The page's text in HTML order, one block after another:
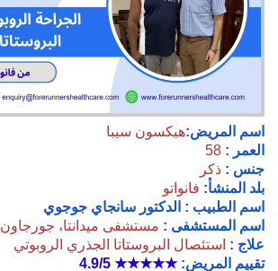
اسم المريض:هيكسون سيبا
العمر : 58
جنس : ذكر
بلد المنشأ: فانواتو
اسم الطبيب : الدكتور سانجاي جوجوي
اسم المستشفى : مستشفى ميدانتا، جورجاون
علاج : استئصال البروستاتا الجذري الروبوتي
تقييم المريض:★★★★★
4.9/5